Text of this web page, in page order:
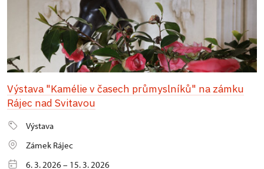
Výstava "Kamélie v časech průmyslníků" na zámku
Rájec nad Svitavou
Výstava
Zámek Rájec
6. 3. 2026 – 15. 3. 2026